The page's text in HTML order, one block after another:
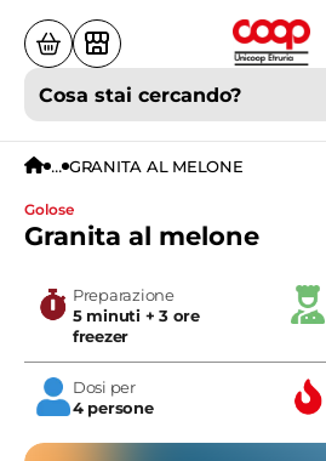
Cosa stai cercando?
... GRANITA AL MELONE
golose
Granita al melone
Preparazione
5 minuti + 3 ore
freezer
Dosi per
4 persone